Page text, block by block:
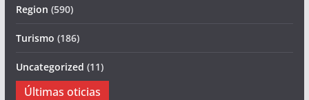
Region (590)
Turismo (186)
Uncategorized (11)
Últimas oticias